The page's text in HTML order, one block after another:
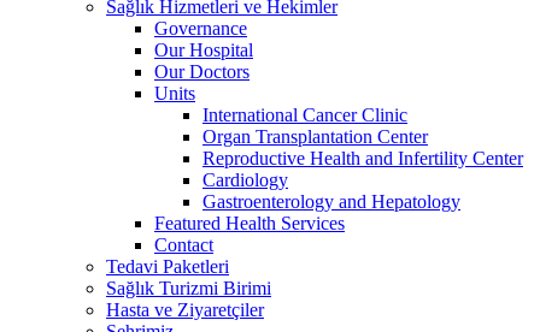
Sağlık Hizmetleri ve Hekimler
Governance
Our Hospital
Our Doctors
Units
International Cancer Clinic
Organ Transplantation Center
Reproductive Health and Infertility Center
Cardiology
Gastroenterology and Hepatology
Featured Health Services
Contact
Tedavi Paketleri
Sağlık Turizmi Birimi
Hasta ve Ziyaretçiler